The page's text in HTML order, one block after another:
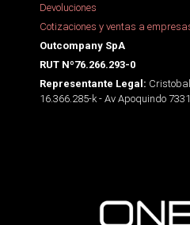
Devoluciones
Cotizaciones y ventas a
Outcompany SpA
RUT Nº76.266.293-0
Representante Legal:
16.366.285-k - Av Apoquindo 7331